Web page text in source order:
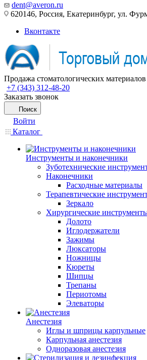
dent@averon.ru
620146, Россия, Екатеринбург, ул.
Вконтакте
Продажа стоматологических
+7 (343) 312-48-20
Заказать звонок
Поиск
Войти
Каталог
Инструменты и наконечники
Зуботехнические
Наконечники
Расходные материалы
Терапевтические
Зеркало
Хирургические
Долото
Иглодержатели
Зажимы
Люксаторы
Ножницы
Кюреты
Шипцы
Трепаны
Периотомы
Элеваторы
Анестезия
Иглы и шприцы карпульные
Карпульная анестезия
Одноразовая анестезия